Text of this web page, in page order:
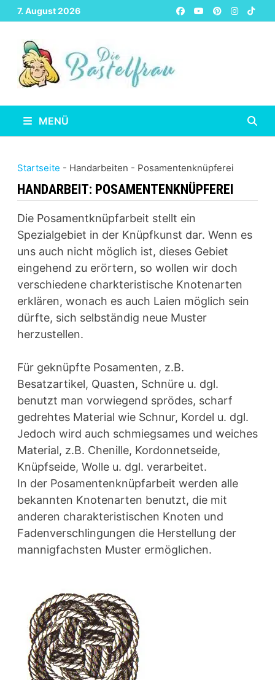
Zurück
zum
Inhalt
7. August 2026
MENÜ
Startseite - Handarbeiten - Posamentenknüpferei
HANDARBEIT: POSAMENTENKNÜPFEREI
Die Posamentknüpfarbeit stellt ein
Spezialgebiet in der Knüpfkunst dar. Wenn es
uns auch nicht möglich ist, dieses Gebiet
eingehend zu erörtern, so wollen wir doch
verschiedene charkteristische Knotenarten
erklären, wonach es auch Laien möglich sein
dürfte, sich selbständig neue Muster
herzustellen.
Für geknüpfte Posamenten, z.B.
Besatzartikel, Quasten, Schnüre u. dgl.
benutzt man vorwiegend sprödes, scharf
gedrehtes Material wie Schnur, Kordel u. dgl.
Jedoch wird auch schmiegsames und weiches
Material, z.B. Chenille, Kordonnetseide,
Knüpfseide, Wolle u. dgl. verarbeitet.
In der Posamentenknüpfarbeit werden alle
bekannten Knotenarten benutzt, die mit
anderen charakteristischen Knoten und
Fadenverschlingungen die Herstellung der
mannigfachsten Muster ermöglichen.